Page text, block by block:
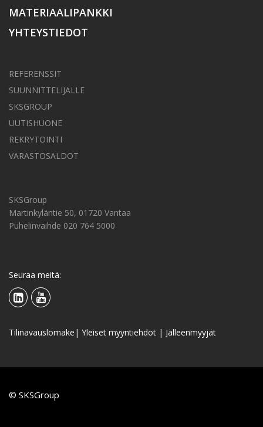
MATERIAALIPANKKI
YHTEYSTIEDOT
REFERENSSIT
SUUNNITTELIJALLE
SKSGROUP
UUTISHUONE
REKRYTOINTI
VARASTOSALDOT
SKSGroup
Martinkyläntie 50, 01720 Vantaa
Puhelinvaihde 020 764 5000
Seuraa meitä:
Tilinavauslomake | Yleiset myyntiehdot | Jälleenmyyjät
© SKSGroup